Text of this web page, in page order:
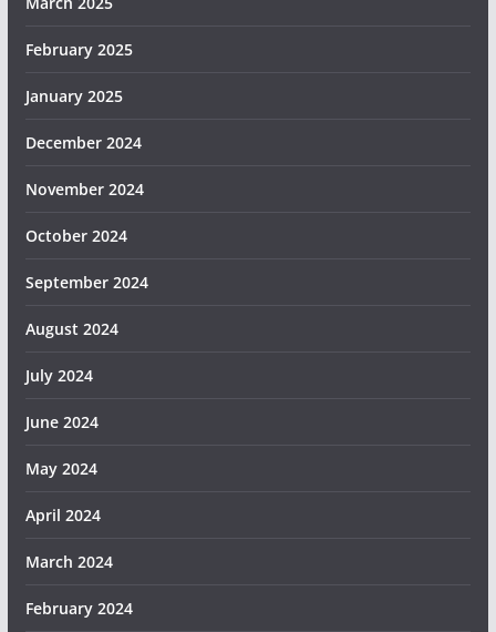
February 2025
January 2025
December 2024
November 2024
October 2024
September 2024
August 2024
July 2024
June 2024
May 2024
April 2024
March 2024
February 2024